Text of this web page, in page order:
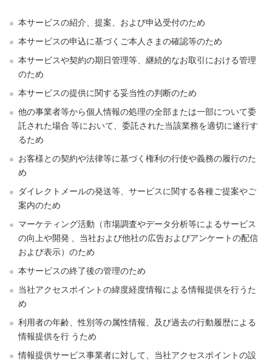
本サービスの紹介、提案、および申込受付のため
本サービスの申込に基づくご本人さまの確認等のため
本サービスや契約の期日管理等、継続的なお取引における管理
のため
本サービスの提供に関する妥当性の判断のため
他の事業者等から個人情報の処理の全部または一部について委
託された場合 等において、委託された当該業務を適切に遂行す
るため
お客様との契約や法律等に基づく権利の行使や義務の履行のた
め
ダイレクトメールの発送等、サービスに関する各種ご提案やご
案内のため
マーケティング活動（市場調査やデータ分析等によるサービス
の向上や開発 、当社および他社の広告およびアンケートの配信
および表示）のため
本サービスの終了後の管理のため
当社アクセスポイントの緯度経度情報による情報提供を行うた
め
利用者の年齢、性別等の属性情報、及び過去の行動履歴による
情報提供を行 うため
情報提供サービス事業者に対して、当社アクセスポイントの設